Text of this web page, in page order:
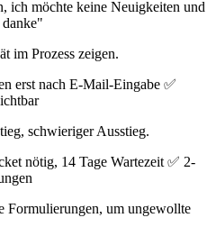
ich möchte keine Neuigkeiten und
im Prozess zeigen.
erst nach E-Mail-Eingabe ✅
schwieriger Ausstieg.
nötig, 14 Tage Wartezeit ✅ 2-
Formulierungen, um ungewollte